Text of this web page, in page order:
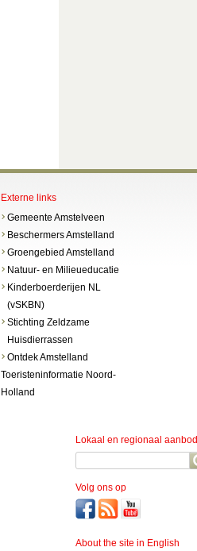
Externe links
Gemeente Amstelveen
Beschermers Amstelland
Groengebied Amstelland
Natuur- en Milieueducatie
Kinderboerderijen NL
(vSKBN)
Stichting Zeldzame
Huisdierrassen
Ontdek Amstelland
Toeristeninformatie Noord-
Holland
Lokaal en regionaal aanbod
Volg ons op
About the site in English